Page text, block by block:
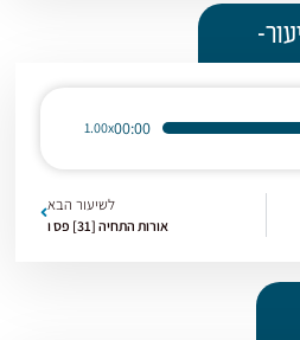
00:00
1.00x
לשיעור הבא
אורות התחיה [31] פס ו